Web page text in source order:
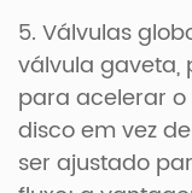
5. Válvulas
válvula gaveta,
para acelerar o
disco em vez
ser ajustado